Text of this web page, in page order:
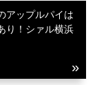
アップルパイは
り！シァル横浜